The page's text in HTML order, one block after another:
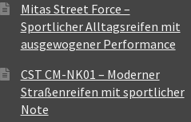
Mitas Street Force –
Sportlicher Alltagsreifen mit
ausgewogener Performance
CST CM-NK01 – Moderner
Straßenreifen mit sportlicher
Note